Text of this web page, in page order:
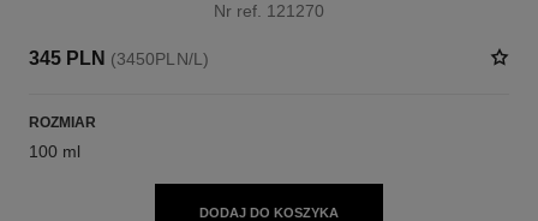
Nr ref. 121270
345 PLN (3450PLN/L)
ROZMIAR
100 ml
DODAJ DO KOSZYKA